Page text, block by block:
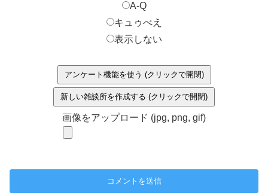
A-Q
キュゥべえ
表示しない
アンケート機能を使う (クリックで開閉)
新しい雑談所を作成する (クリックで開閉)
画像をアップロード (jpg, png, gif)